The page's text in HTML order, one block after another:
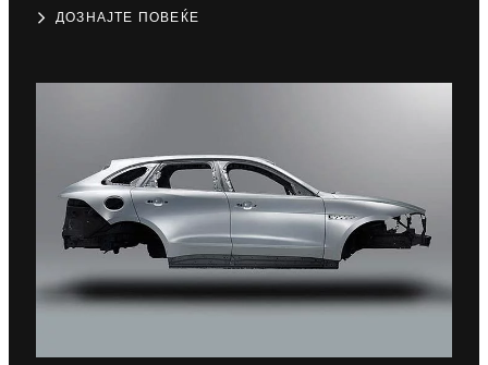
ДОЗНАЈТЕ ПОВЕЌЕ